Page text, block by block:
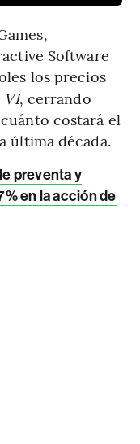
Software
los precios
VI, cerrando
costará el
última década.
preventa y
en la acción de